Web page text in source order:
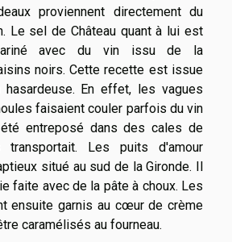
proviennent directement du
Le sel de Château quant à lui est
avec du vin issu de la
noirs. Cette recette est issue
hasardeuse. En effet, les vagues
faisaient couler parfois du vin
entreposé dans des cales de
transportait. Les puits d'amour
situé au sud de la Gironde. Il
faite avec de la pâte à choux. Les
ensuite garnis au cœur de crème
caramélisés au fourneau.